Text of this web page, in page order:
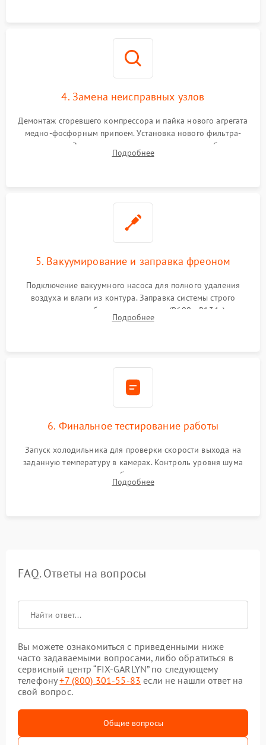
4. Замена неисправных узлов
Демонтаж сгоревшего компрессора и пайка нового агрегата
медно-фосфорным припоем. Установка нового фильтра-
осушителя. Замена изношенных вентиляторов обдува,
сломанных заслонок или поврежденных дверных петель.
Подробнее
5. Вакуумирование и заправка фреоном
Подключение вакуумного насоса для полного удаления
воздуха и влаги из контура. Заправка системы строго
дозированным объемом хладагента (R600a, R134a) по
электронным весам. Контроль рабочего давления в системе.
Подробнее
6. Финальное тестирование работы
Запуск холодильника для проверки скорости выхода на
заданную температуру в камерах. Контроль уровня шума
компрессора, отсутствия обмерзания стенок и корректного
срабатывания системы автоматической оттайки.
Подробнее
FAQ. Ответы на вопросы
Вы можете ознакомиться с приведенными ниже
часто задаваемыми вопросами, либо обратиться в
сервисный центр “FIX-GARLYN” по следующему
телефону+7 (800) 301-55-83 если не нашли ответ на
свой вопрос.
Общие вопросы